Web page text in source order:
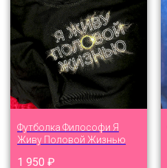
Футболка Философи Я
Живу Половой Жизнью
1 950 ₽